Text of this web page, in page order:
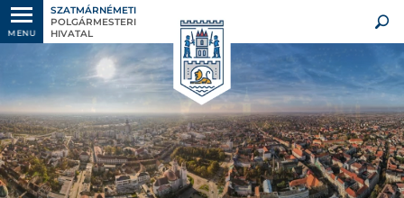
MENU
SZATMÁRNÉMETI
POLGÁRMESTERI
HIVATAL